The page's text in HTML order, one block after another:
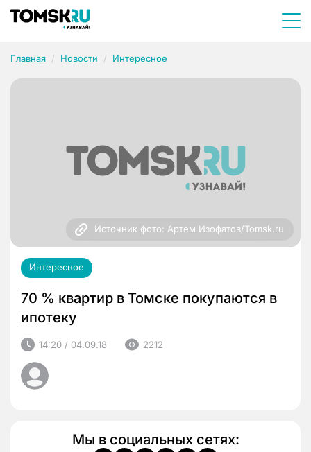
Главная Новости Интересное
Источник фото: Артем Изофатов/Tomsk.ru
Интересное
70 % квартир в Томске покупаются в
ипотеку
14:20 / 04.09.18 2212
Мы в социальных сетях: